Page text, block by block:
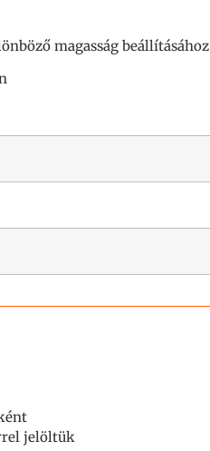
magasság beállításához
jelöltük